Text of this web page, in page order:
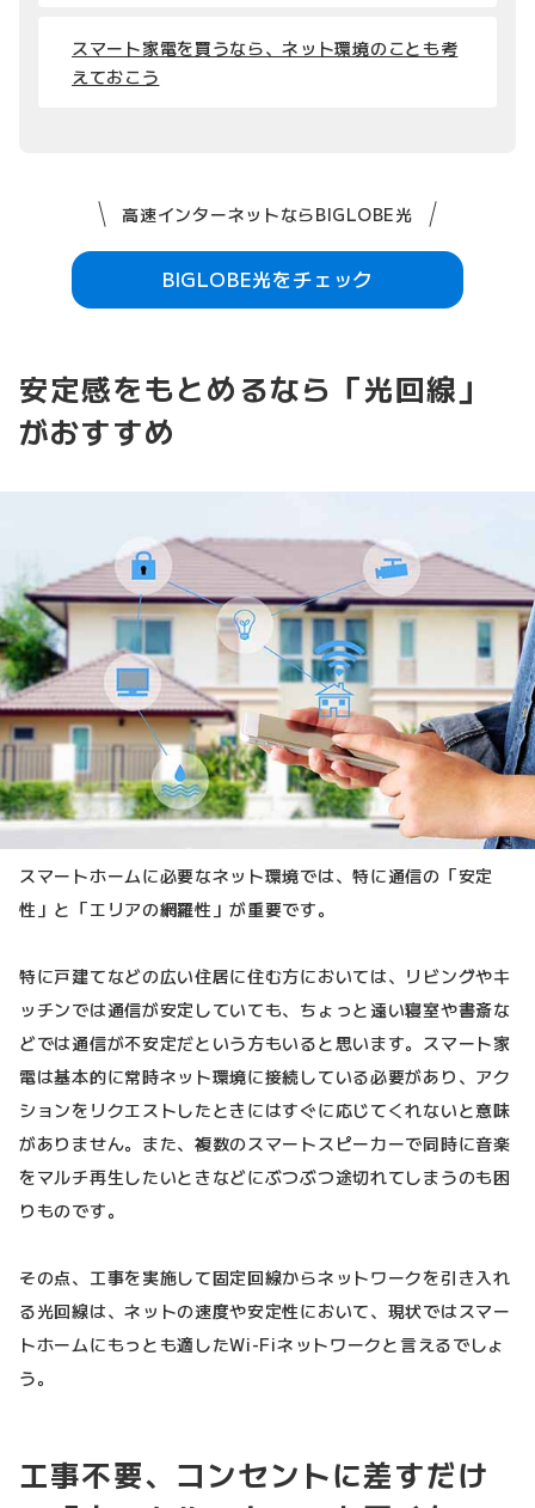
スマート家電を買うなら、ネット環境のことも考
えておこう
高速インターネットならBIGLOBE光
BIGLOBE光をチェック
安定感をもとめるなら「光回線」
がおすすめ
スマートホームに必要なネット環境では、特に通信の「安定
性」と「エリアの網羅性」が重要です。
特に戸建てなどの広い住居に住む方においては、リビングやキ
ッチンでは通信が安定していても、ちょっと遠い寝室や書斎な
どでは通信が不安定だという方もいると思います。スマート家
電は基本的に常時ネット環境に接続している必要があり、アク
ションをリクエストしたときにはすぐに応じてくれないと意味
がありません。また、複数のスマートスピーカーで同時に音楽
をマルチ再生したいときなどにぶつぶつ途切れてしまうのも困
りものです。
その点、工事を実施して固定回線からネットワークを引き入れ
る光回線は、ネットの速度や安定性において、現状ではスマー
トホームにもっとも適したWi-Fiネットワークと言えるでしょ
う。
工事不要、コンセントに差すだけ